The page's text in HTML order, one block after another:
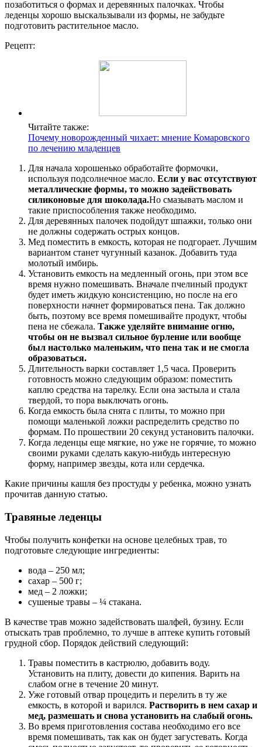
позаботиться о формах и деревянных палочках. Чтобы
леденцы хорошо выскальзывали из формы, не забудьте
подготовить растительное масло.
Рецепт:
Читайте также:
Почему новорожденный чихает: мнение Комаровского
по лечению младенцев
Для начала хорошенько обработайте формочки,
используя подсолнечное масло. Если у вас отсутствуют
металлические формы, то можно задействовать
силиконовые для шоколада.Но смазывать маслом и
такие приспособления также необходимо.
Для деревянных палочек подойдут шпажки, только они
не должны содержать острых концов.
Мед поместить в емкость, которая не подгорает. Лучшим
вариантом станет чугунный казанок. Добавить туда
молотый имбирь.
Установить емкость на медленный огонь, при этом все
время нужно помешивать. Вначале пчелиный продукт
будет иметь жидкую консистенцию, но после на его
поверхности начнет формироваться пена. Так должно
быть, поэтому все время помешивайте продукт, чтобы
пена не сбежала. Также уделяйте внимание огню,
чтобы он не вызвал сильное бурление или вообще
был настолько маленьким, что пена так и не смогла
образоваться.
Длительность варки составляет 1,5 часа. Проверить
готовность можно следующим образом: поместить
каплю средства на тарелку. Если она застыла и стала
твердой, то пора выключать огонь.
Когда емкость была снята с плиты, то можно при
помощи маленькой ложки распределить средство по
формам. По прошествии 20 секунд установить палочки.
Когда леденцы еще мягкие, но уже не горячие, то можно
своими руками сделать какую-нибудь интересную
форму, например звезды, кота или сердечка.
Какие причины кашля без простуды у ребенка, можно узнать
прочитав данную статью.
Травяные леденцы
Чтобы получить конфетки на основе целебных трав, то
подготовьте следующие ингредиенты:
вода – 250 мл;
сахар – 500 г;
мед – 2 ложки;
сушеные травы – ¼ стакана.
В качестве трав можно задействовать шалфей, бузину. Если
отыскать трав проблемно, то лучше в аптеке купить готовый
грудной сбор. Порядок действий следующий:
Травы поместить в кастрюлю, добавить воду.
Установить на плиту, довести до кипения. Варить на
слабом огне в течение 20 минут.
Уже готовый отвар процедить и перелить в ту же
емкость, в которой и варился. Растворить в нем сахар и
мед, размешать и снова установить на слабый огонь.
Во время приготовления состава необходимо его все
время помешивать, так как он будет загустевать. Когда